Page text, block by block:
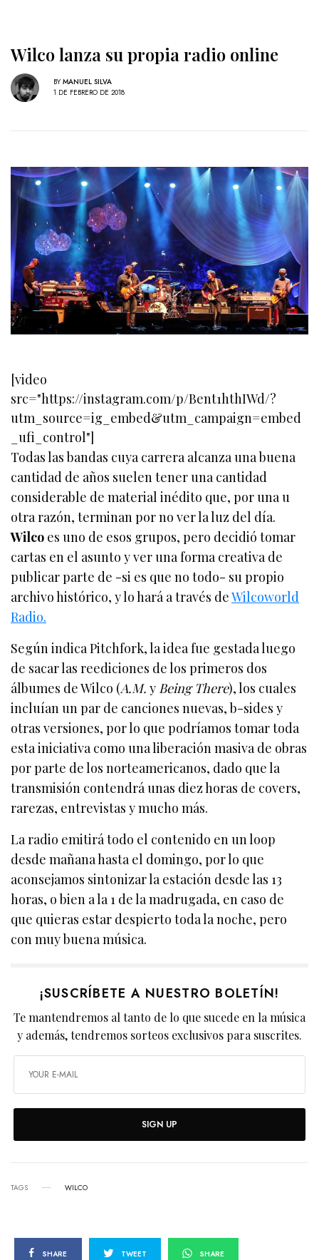
Wilco lanza su propia radio online
BY MANUEL SILVA
1 DE FEBRERO DE 2018
[video
src="https://instagram.com/p/Bent1hthIWd/?
utm_source=ig_embed&utm_campaign=embed
_ufi_control"]
Todas las bandas cuya carrera alcanza una buena
cantidad de años suelen tener una cantidad
considerable de material inédito que, por una u
otra razón, terminan por no ver la luz del día.
Wilco es uno de esos grupos, pero decidió tomar
cartas en el asunto y ver una forma creativa de
publicar parte de -si es que no todo- su propio
archivo histórico, y lo hará a través deWilcoworld
Radio.
Según indica Pitchfork, la idea fue gestada luego
de sacar las reediciones de los primeros dos
álbumes de Wilco (A.M. y Being There), los cuales
incluían un par de canciones nuevas, b-sides y
otras versiones, por lo que podríamos tomar toda
esta iniciativa como una liberación masiva de obras
por parte de los norteamericanos, dado que la
transmisión contendrá unas diez horas de covers,
rarezas, entrevistas y mucho más.
La radio emitirá todo el contenido en un loop
desde mañana hasta el domingo, por lo que
aconsejamos sintonizar la estación desde las 13
horas, o bien a la 1 de la madrugada, en caso de
que quieras estar despierto toda la noche, pero
con muy buena música.
¡SUSCRÍBETE A NUESTRO BOLETÍN!
Te mantendremos al tanto de lo que sucede en la música
y además, tendremos sorteos exclusivos para suscrites.
SIGN UP
TAGS WILCO
SHARE TWEET SHARE